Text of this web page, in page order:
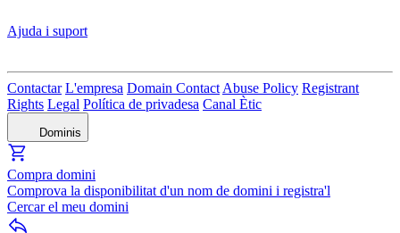
Ajuda i suport
Contactar L'empresa Domain Contact Abuse Policy Registrant
Rights Legal Política de privadesa Canal Ètic
Dominis
Compra domini
Comprova la disponibilitat d'un nom de domini i registra'l
Cercar el meu domini